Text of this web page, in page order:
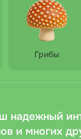
Грибы
надежный
и многих